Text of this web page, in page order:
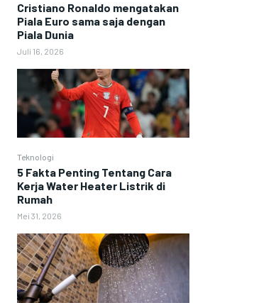
Cristiano Ronaldo mengatakan
Piala Euro sama saja dengan
Piala Dunia
Juli 16, 2026
Teknologi
5 Fakta Penting Tentang Cara
Kerja Water Heater Listrik di
Rumah
Mei 31, 2026